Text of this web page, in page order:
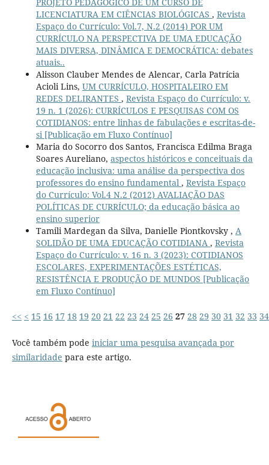
LICENCIATURA EM CIÊNCIAS BIOLÓGICAS , Revista
Espaço do Currículo: Vol.7, N.2 (2014) POR UM
CURRÍCULO NA PERSPECTIVA DE UMA EDUCAÇÃO
MAIS DIVERSA, DINÂMICA E DEMOCRÁTICA: debates
atuais..
Alisson Clauber Mendes de Alencar, Carla Patrícia
Acioli Lins, UM CURRÍCULO, HOSPITALEIRO EM
REDES DELIRANTES , Revista Espaço do Currículo: v.
19 n. 1 (2026): CURRÍCULOS E PESQUISAS COM OS
COTIDIANOS: entre linhas de fabulações e escritas-de-
si [Publicação em Fluxo Contínuo]
Maria do Socorro dos Santos, Francisca Edilma Braga
Soares Aureliano, aspectos históricos e conceituais da
educação inclusiva: uma análise da perspectiva dos
professores do ensino fundamental , Revista Espaço
do Currículo: Vol.4 N.2 (2012) AVALIAÇÃO DAS
POLÍTICAS DE CURRÍCULO; da educação básica ao
ensino superior
Tamili Mardegan da Silva, Danielle Piontkovsky , A
SOLIDÃO DE UMA EDUCAÇÃO COTIDIANA , Revista
Espaço do Currículo: v. 16 n. 3 (2023): COTIDIANOS
ESCOLARES, EXPERIMENTAÇÕES ESTÉTICAS,
RESISTÊNCIA E PRODUÇÃO DE MUNDOS [Publicação
em Fluxo Contínuo]
<< < 15 16 17 18 19 20 21 22 23 24 25 26 27 28 29 30 31 32 33 34
Você também pode iniciar uma pesquisa avançada por
similaridade para este artigo.